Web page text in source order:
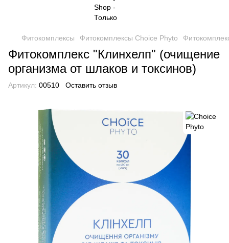
Фитокомплексы Фитокомплексы Choice Phyto
Фитокомплекс "Клинхелп" (очищение
организма от шлаков и токсинов)
Артикул: 00510 Оставить отзыв